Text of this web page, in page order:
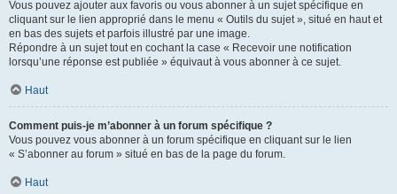
Vous pouvez ajouter aux favoris ou vous abonner à un sujet spécifique en
cliquant sur le lien approprié dans le menu « Outils du sujet », situé en haut et
en bas des sujets et parfois illustré par une image.
Répondre à un sujet tout en cochant la case « Recevoir une notification
lorsqu’une réponse est publiée » équivaut à vous abonner à ce sujet.
Haut
Comment puis-je m’abonner à un forum spécifique ?
Vous pouvez vous abonner à un forum spécifique en cliquant sur le lien
« S’abonner au forum » situé en bas de la page du forum.
Haut